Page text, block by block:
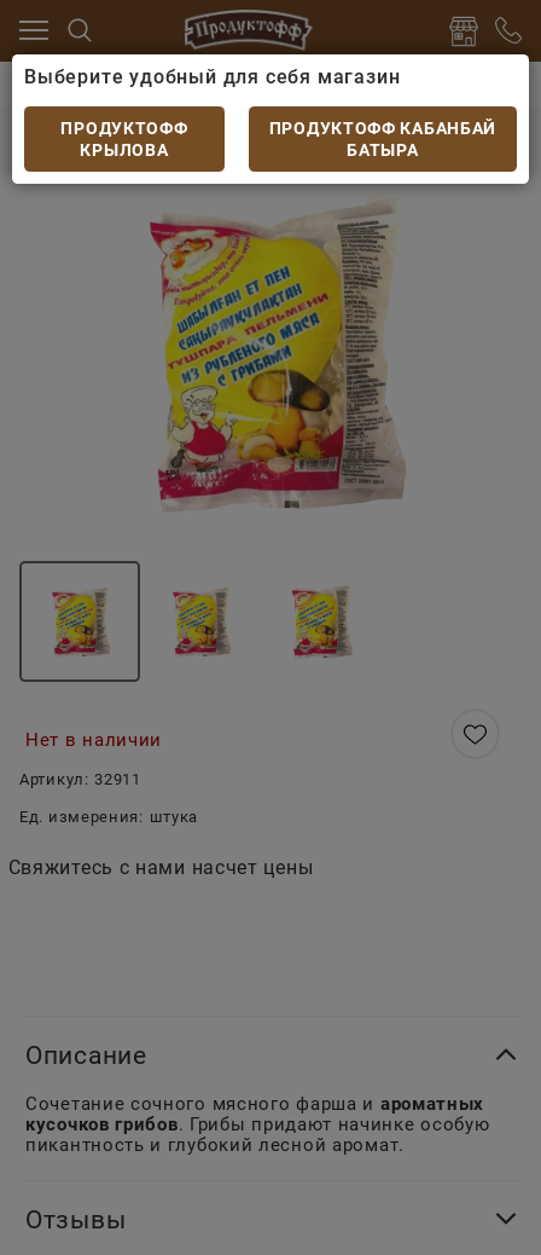
Пельмени, вареники, хинкали
Пельмени Премиум свино-говяжьи с грибами
Нет в наличии
Артикул: 32911
Ед. измерения: штука
Свяжитесь с нами насчет цены
Описание
Сочетание сочного мясного фарша и ароматных
кусочков грибов. Грибы придают начинке особую
пикантность и глубокий лесной аромат.
Отзывы
Выберите удобный для себя магазин
ПРОДУКТОФФ
КРЫЛОВА
ПРОДУКТОФФ КАБАНБАЙ
БАТЫРА